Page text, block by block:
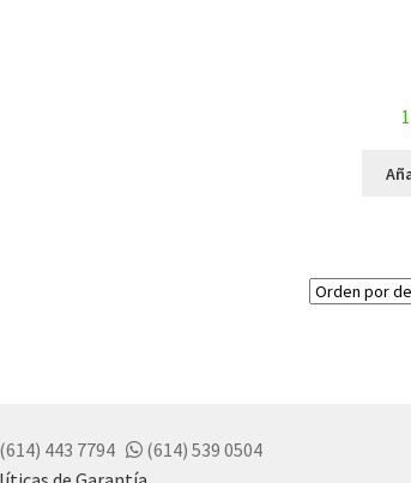
(614) 443 7794
(614) 539 0504